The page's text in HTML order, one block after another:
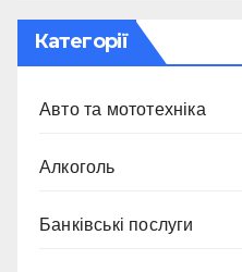
Категорії
Авто та мототехніка
Алкоголь
Банківські послуги